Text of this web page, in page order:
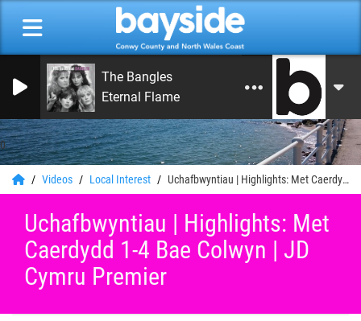
0
The Bangles
Eternal Flame
Videos Local Interest Uchafbwyntiau | Highlights: Met Caerdydd 1-4 Bae Colwyn | JD Cymru Premier
Uchafbwyntiau | Highlights: Met
Caerdydd 1-4 Bae Colwyn | JD
Cymru Premier